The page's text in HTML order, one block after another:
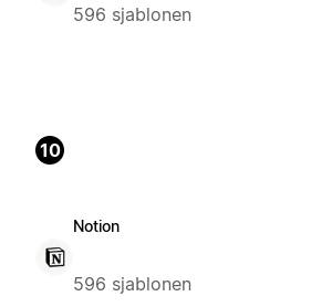
596 sjablonen
10
Notion
596 sjablonen